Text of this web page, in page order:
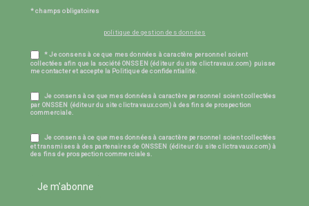
* champs obligatoires
politique de gestion des données
* Je consens à ce que mes données à caractère personnel soient
collectées afin que la société ONSSEN (éditeur du site clictravaux.com) puisse
me contacter et accepte la Politique de confidentialité.
Je consens à ce que mes données à caractère personnel soient collectées
par ONSSEN (éditeur du site clictravaux.com) à des fins de prospection
commerciale.
Je consens à ce que mes données à caractère personnel soient collectées
et transmises à des partenaires de ONSSEN (éditeur du site clictravaux.com) à
des fins de prospection commerciales.
Je m'abonne